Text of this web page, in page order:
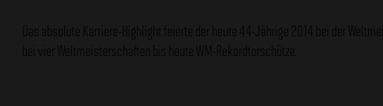
Das absolute Karriere-Highlight feierte der heute 44-Jährige 2014 bei der
bei vier Weltmeisterschaften bis heute WM-Rekordtorschütze.